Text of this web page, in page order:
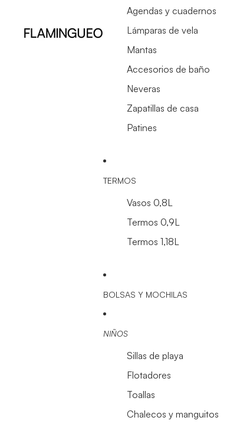
Agendas y cuadernos
Lámparas de vela
Mantas
Accesorios de baño
Neveras
Zapatillas de casa
Patines
TERMOS
Vasos 0,8L
Termos 0,9L
Termos 1,18L
BOLSAS Y MOCHILAS
NIÑOS
Sillas de playa
Flotadores
Toallas
Chalecos y manguitos